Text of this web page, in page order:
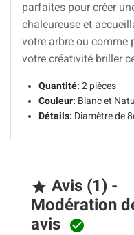
parfaites pour créer
chaleureuse et
votre arbre ou comme
votre créativité briller
Quantité: 2 pièces
Couleur: Blanc et
Détails: Diamètre de
 Avis (1) -
Modération
avis 